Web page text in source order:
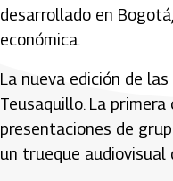
desarrollado en
económica.
La nueva edición de
Teusaquillo. La
presentaciones de
un trueque audiovisual